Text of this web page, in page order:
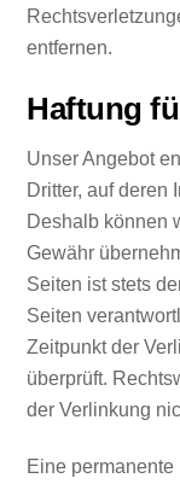
entfernen.
Haftung
Unser Angebot
Dritter, auf deren
Deshalb können
Gewähr
Seiten ist stets
Seiten
Zeitpunkt der
überprüft.
der Verlinkung
Eine